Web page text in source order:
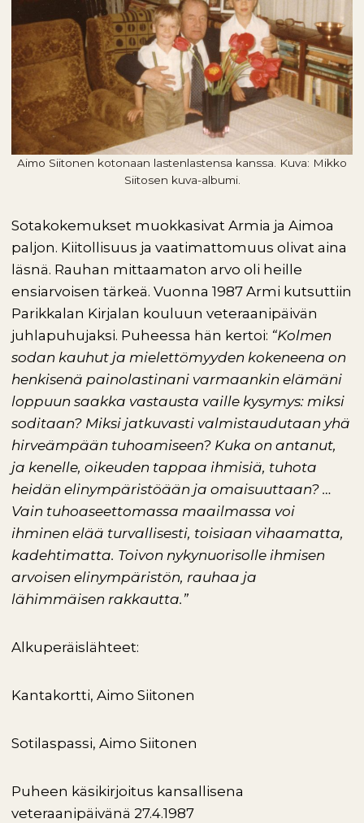
Aimo Siitonen kotonaan lastenlastensa kanssa. Kuva: Mikko
Siitosen kuva-albumi.
Sotakokemukset muokkasivat Armia ja Aimoa
paljon. Kiitollisuus ja vaatimattomuus olivat aina
läsnä. Rauhan mittaamaton arvo oli heille
ensiarvoisen tärkeä. Vuonna 1987 Armi kutsuttiin
Parikkalan Kirjalan kouluun veteraanipäivän
juhlapuhujaksi. Puheessa hän kertoi: “Kolmen
sodan kauhut ja mielettömyyden kokeneena on
henkisenä painolastinani varmaankin elämäni
loppuun saakka vastausta vaille kysymys: miksi
soditaan? Miksi jatkuvasti valmistaudutaan yhä
hirveämpään tuhoamiseen? Kuka on antanut,
ja kenelle, oikeuden tappaa ihmisiä, tuhota
heidän elinympäristöään ja omaisuuttaan? …
Vain tuhoaseettomassa maailmassa voi
ihminen elää turvallisesti, toisiaan vihaamatta,
kadehtimatta. Toivon nykynuorisolle ihmisen
arvoisen elinympäristön, rauhaa ja
lähimmäisen rakkautta.”
Alkuperäislähteet:
Kantakortti, Aimo Siitonen
Sotilaspassi, Aimo Siitonen
Puheen käsikirjoitus kansallisena
veteraanipäivänä 27.4.1987